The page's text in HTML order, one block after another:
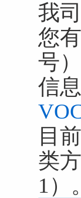
我
您
号
信
目
类
1）